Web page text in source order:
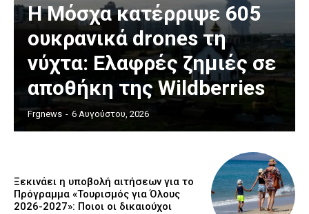
Η Μόσχα κατέρριψε 605
ουκρανικά drones τη
νύχτα: Ελαφρές ζημιές σε
αποθήκη της Wildberries
Frgnews - 6 Αυγούστου, 2026
Ξεκινάει η υποβολή αιτήσεων για το
Πρόγραμμα «Τουρισμός για Όλους
2026-2027»: Ποιοι οι δικαιούχοι